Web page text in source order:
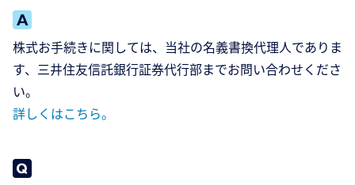
株式お手続きに関しては、当社の名義書換代理人でありま
す、三井住友信託銀行証券代行部までお問い合わせくださ
い。
詳しくはこちら。